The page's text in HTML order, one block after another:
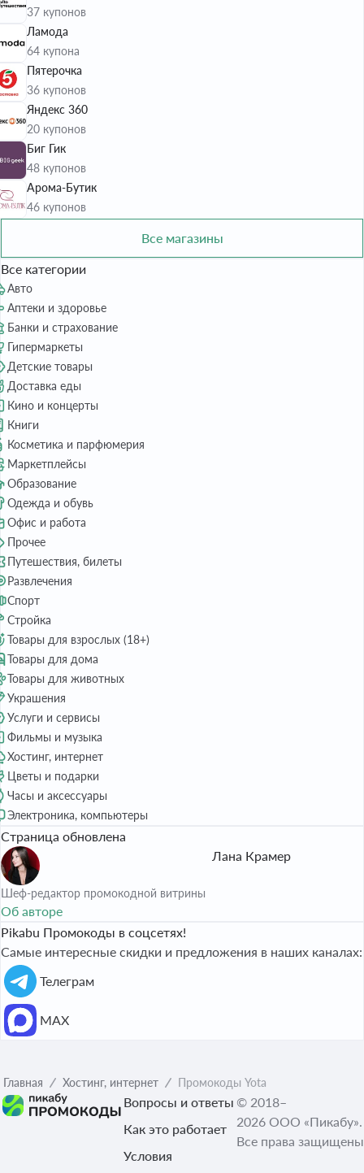
37 купонов
Ламода
64 купона
Пятерочка
36 купонов
Яндекс 360
20 купонов
Биг Гик
48 купонов
Арома-Бутик
46 купонов
Все магазины
Все категории
Авто
Аптеки и здоровье
Банки и страхование
Гипермаркеты
Детские товары
Доставка еды
Кино и концерты
Книги
Косметика и парфюмерия
Маркетплейсы
Образование
Одежда и обувь
Офис и работа
Прочее
Путешествия, билеты
Развлечения
Спорт
Стройка
Товары для взрослых (18+)
Товары для дома
Товары для животных
Украшения
Услуги и сервисы
Фильмы и музыка
Хостинг, интернет
Цветы и подарки
Часы и аксессуары
Электроника, компьютеры
Страница обновлена
Лана Крамер
Шеф-редактор промокодной витрины
Об авторе
Pikabu Промокоды в соцсетях!
Самые интересные скидки и предложения в наших каналах:
Телеграм
МАХ
Главная Хостинг, интернет Промокоды Yota
Вопросы и ответы
Как это работает
Условия
© 2018–
2026 ООО «Пикабу».
Все права защищены